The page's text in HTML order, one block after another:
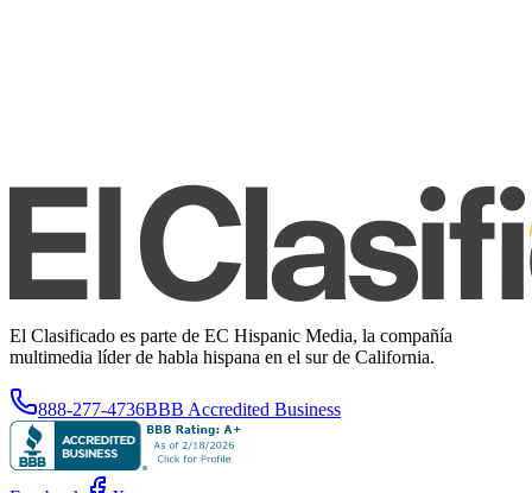
El Clasificado es parte de EC Hispanic Media, la compañía
multimedia líder de habla hispana en el sur de California.
888-277-4736BBB Accredited Business